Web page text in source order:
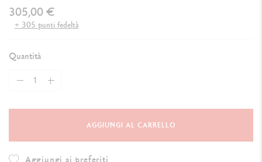
305,00 €
+ 305 punti fedeltà
Quantità
AGGIUNGI AL CARRELLO